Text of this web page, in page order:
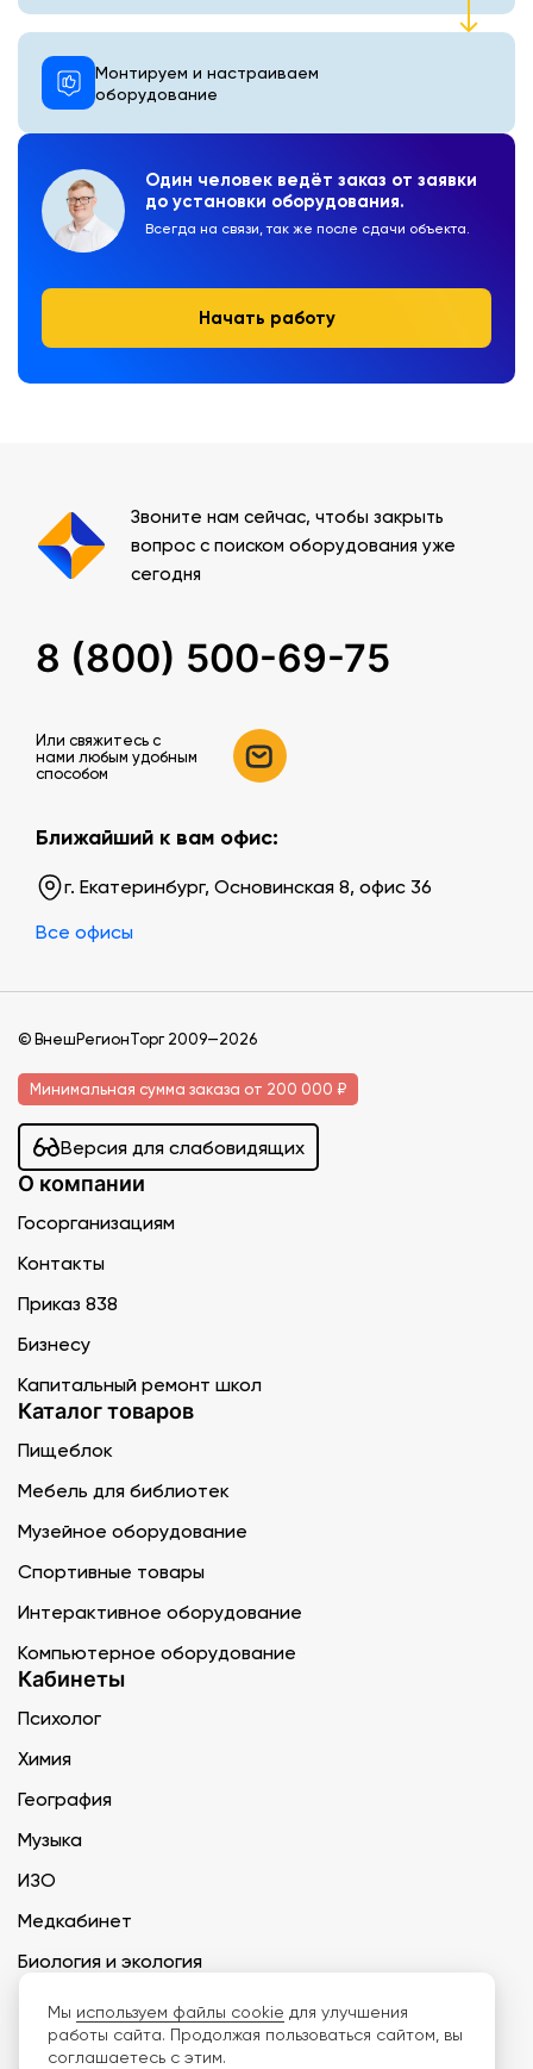
Один человек ведёт заказ от заявки
до установки оборудования.
Всегда на связи, так же после сдачи объекта.
Начать работу
Монтируем и настраиваем
оборудование
Звоните нам сейчас, чтобы закрыть
вопрос с поиском оборудования уже
сегодня
8 (800) 500-69-75
Или свяжитесь c
нами любым удобным
способом
Ближайший к вам офис:
г. Екатеринбург, Основинская 8, офис 36
Все офисы
© ВнешРегионТорг 2009—2026
Минимальная сумма заказа от 200 000 ₽
Версия для слабовидящих
О компании
Госорганизациям
Контакты
Приказ 838
Бизнесу
Капитальный ремонт школ
Каталог товаров
Пищеблок
Мебель для библиотек
Музейное оборудование
Спортивные товары
Интерактивное оборудование
Компьютерное оборудование
Кабинеты
Психолог
Химия
География
Музыка
ИЗО
Медкабинет
Биология и экология
Технология
Мы используем файлы cookie для улучшения
работы сайта. Продолжая пользоваться сайтом, вы
соглашаетесь с этим.